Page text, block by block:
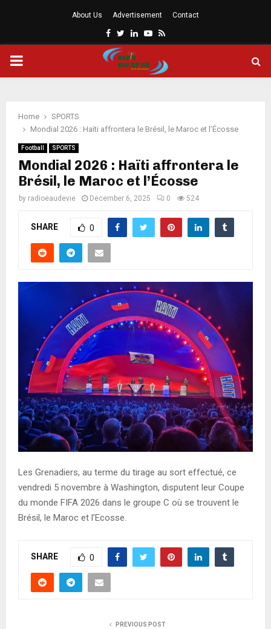
About Us Advertisement Contact
Facebook
Twitter
LinkedinYoutube
Rss
PRIMARY
Home
SPORTS
Mondial 2026 : Haïti affrontera le Brésil, le Maroc et l’Écosse
Football SPORTS
Mondial 2026 : Haïti affrontera le
Brésil, le Maroc et l’Écosse
by radioeaudevie December 6, 2025 0 524
SHARE 0
Les Grenadiers, au terme du tirage au sort effectué, ce
vendredi 5 novembre à Washington, disputent leur Coupe
du monde FIFA 2026 dans le groupe C où se trouvent le
Brésil, le Maroc et l’Ecosse.
SHARE 0
PREVIOUS POST